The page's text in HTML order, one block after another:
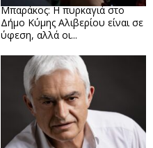
Μπαράκος: Η πυρκαγιά στο
Δήμο Κύμης Αλιβερίου είναι σε
ύφεση, αλλά οι...